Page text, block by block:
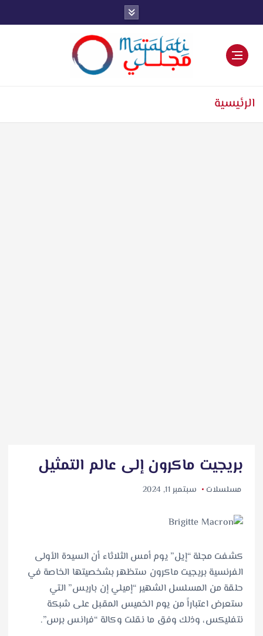
ل
الرئيسية
بريجيت ماكرون إلى عالم التمثيل
مسلسلات سبتمبر 11, 2024
كشفت مجلة “إيل” يوم أمس الثلاثاء أن السيدة الأولى
الفرنسية بريجيت ماكرون ستظهر بشخصيتها الخاصة في
حلقة من المسلسل الشهير “إميلي إن باريس” التي
ستعرض اعتباراً من يوم الخميس المقبل على شبكة
نتفليكس، وذلك وفق ما نقلت وكالة “فرانس برس”.